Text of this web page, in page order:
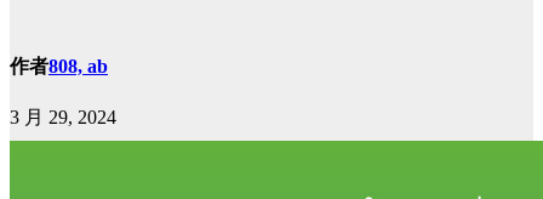
作者808, ab
3 月 29, 2024